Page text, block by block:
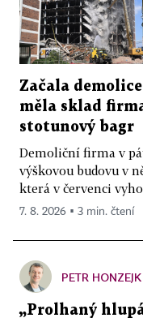
Začala
měla sklad
stotunový bagr
Demoliční firma v
výškovou budovu v
která v červenci
7. 8. 2026 ▪ 3 min. čtení
PETR HONZEJK
„Prolhaný